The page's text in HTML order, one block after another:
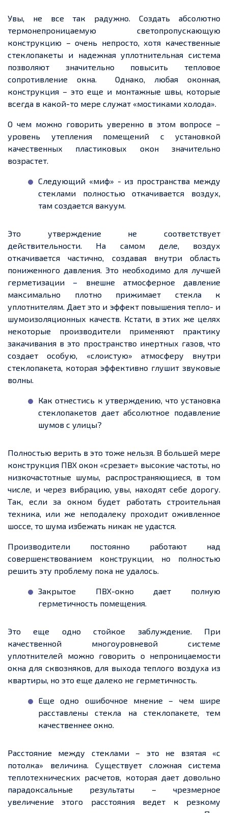
Увы, не все так радужно. Создать абсолютно
термонепроницаемую светопропускающую
конструкцию – очень непросто, хотя качественные
стеклопакеты и надежнаяуплотнительная система
позволяют значительно повысить тепловое
сопротивление окна.
Однако, любая оконная,
конструкция – это еще и монтажные швы, которые
всегда в какой-то мере служат «мостиками холода».
О чем можно говорить уверенно в этом вопросе –
уровень утепления помещений с установкой
качественных пластиковых окон значительно
возрастет.
Следующий «миф» - из пространства между
стеклами полностью откачивается воздух,
там создается вакуум.
Это утверждение не соответствует
действительности. На самом деле, воздух
откачивается частично, создавая внутри область
пониженного давления. Это необходимо для лучшей
герметизации – внешне атмосферное давление
максимально плотно прижимает стекла к
уплотнителям. Дает это и эффект повышения тепло- и
шумоизоляционных качеств. Кстати, в этих же целях
некоторые производители применяют практику
закачивания в это пространство инертных газов, что
создает особую, «слоистую» атмосферу внутри
стеклопакета, которая эффективно глушит звуковые
волны.
Как отнестись к утверждению, что установка
стеклопакетов даетабсолютное подавление
шумов с улицы?
Полностью верить в это тоже нельзя. В большей мере
конструкция ПВХ окон «срезает» высокие частоты, но
низкочастотные шумы, распространяющиеся, в том
числе, ичерез вибрацию, увы, находят себе дорогу.
Так, если за окном будет работать строительная
техника, или же неподалеку проходитоживленное
шоссе, то шума избежать никак не удастся.
Производители постоянно работают над
совершенствованием конструкции, но полностью
решить эту проблему пока не удалось.
Закрытое ПВХ-окно дает полную
герметичность помещения.
Этоеще одно стойкое заблуждение. При
качественной многоуровневой системе
уплотнителей можно говорить о непроницаемости
окна для сквозняков, для выхода теплого воздуха из
квартиры, но это еще далеко не герметичность.
Еще одно ошибочное мнение – чем шире
расставлены стекла на стеклопакете, тем
качественнее окно.
Расстояние между стеклами– это не взятая «с
потолка» величина. Существует сложная система
теплотехнических расчетов, которая даетдовольно
парадоксальные результаты – чрезмерное
увеличение этого расстояния ведет к резкому